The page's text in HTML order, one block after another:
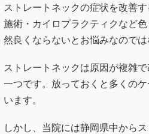
ストレートネックの症状を改善
施術・カイロプラクティクなど
然良くならないとお悩みなのでは
ストレートネックは原因が複雑
一つです。放っておくと多くの
います。
しかし、当院には静岡県中から